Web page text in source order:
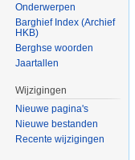
Onderwerpen
Barghief Index (Archief
HKB)
Berghse woorden
Jaartallen
Wijzigingen
Nieuwe pagina's
Nieuwe bestanden
Recente wijzigingen